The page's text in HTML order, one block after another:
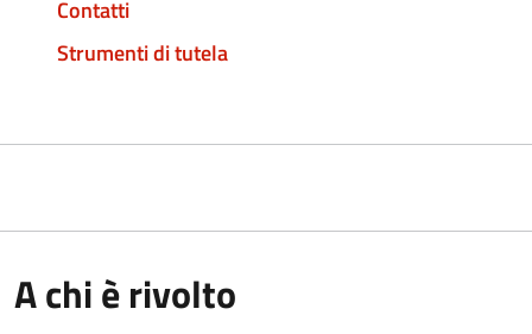
Contatti
Strumenti di tutela
A chi è rivolto